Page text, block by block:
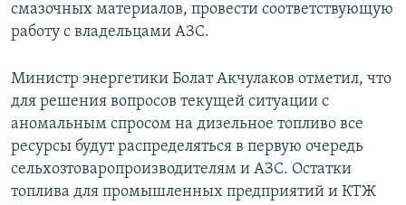
смазочных материалов, провести соответствующую
работу с владельцами АЗС.
Министр энергетики Болат Акчулаков отметил, что
для решения вопросов текущей ситуации с
аномальным спросом на дизельное топливо все
ресурсы будут распределяться в первую очередь
сельхозтоваропроизводителям и АЗС. Остатки
топлива для промышленных предприятий и КТЖ